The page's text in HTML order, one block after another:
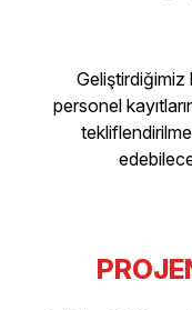
Geliştirdiğimiz
personel